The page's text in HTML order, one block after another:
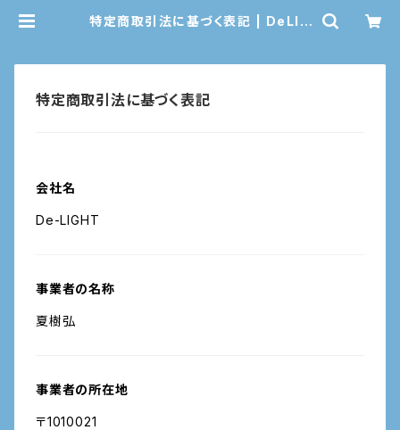
特定商取引法に基づく表記 | DeLIG
特定商取引法に基づく表記
会社名
De-LIGHT
事業者の名称
夏樹弘
事業者の所在地
〒1010021